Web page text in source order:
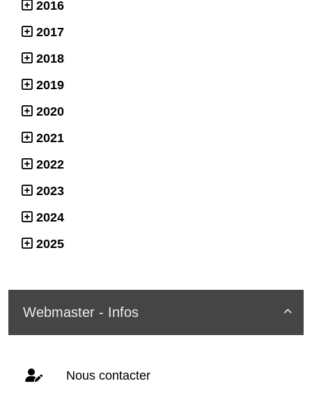
2016
2017
2018
2019
2020
2021
2022
2023
2024
2025

Webmaster - Infos
Nous contacter